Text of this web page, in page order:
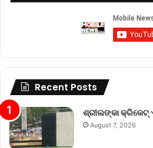
Recent Posts
ଶ୍ରୀଲଙ୍କା କ୍ରିକେଟ୍‌
August 7, 2026